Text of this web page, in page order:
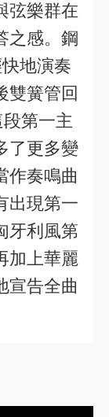
弦樂群在
之感。鋼
地演奏
雙簧管回
第一主
了更多變
作奏鳴曲
出現第一
牙利風第
加上華麗
宣告全曲